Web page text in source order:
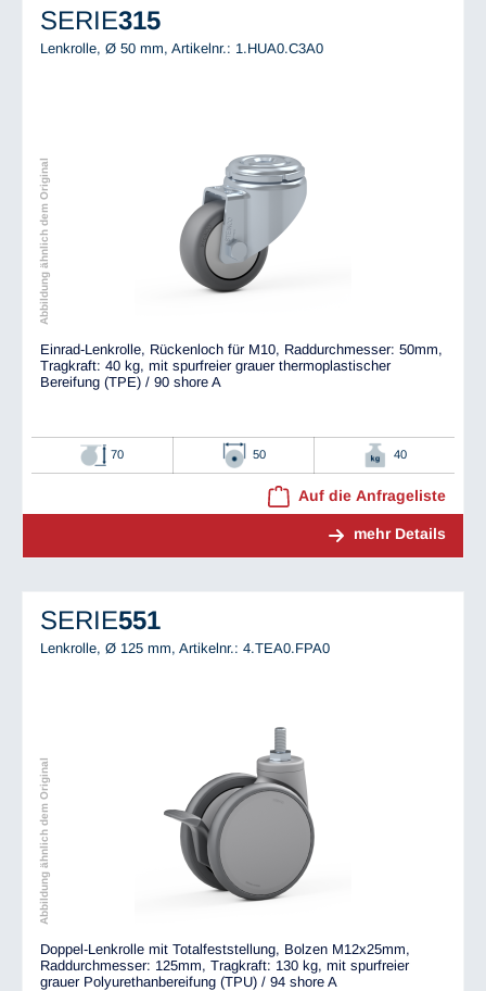
SERIE315
Lenkrolle, Ø 50 mm, Artikelnr.: 1.HUA0.C3A0
Abbildung ähnlich dem Original
Einrad-Lenkrolle, Rückenloch für M10, Raddurchmesser: 50mm,
Tragkraft: 40 kg, mit spurfreier grauer thermoplastischer
Bereifung (TPE) / 90 shore A
70 50 40
Auf die Anfrageliste
mehr Details
SERIE551
Lenkrolle, Ø 125 mm, Artikelnr.: 4.TEA0.FPA0
Abbildung ähnlich dem Original
Doppel-Lenkrolle mit Totalfeststellung, Bolzen M12x25mm,
Raddurchmesser: 125mm, Tragkraft: 130 kg, mit spurfreier
grauer Polyurethanbereifung (TPU) / 94 shore A